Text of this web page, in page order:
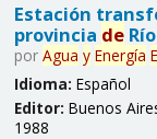
Estación
provincia de
por Agua y Energía
Idioma: Español
Editor: Buenos
1988